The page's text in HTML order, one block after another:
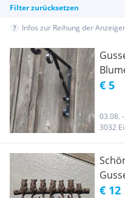
Filter zurücksetzen
Infos zur Reihung der
€ 5
03.08.
3032
€ 12